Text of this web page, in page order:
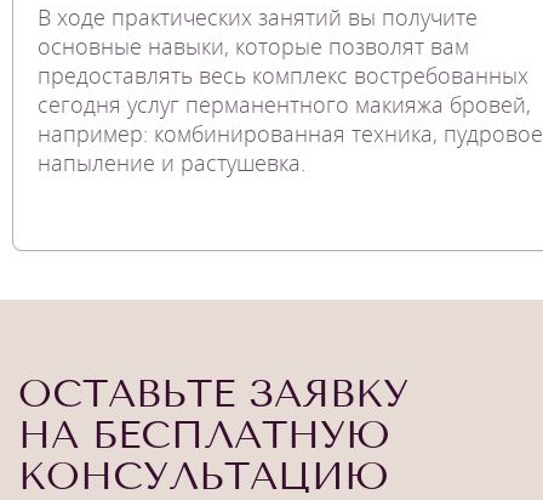
В ходе практических занятий вы получите
основные навыки, которые позволят вам
предоставлять весь комплекс востребованных
сегодня услуг перманентного макияжа бровей,
например: комбинированная техника, пудровое
напыление и растушевка.
ОСТАВЬТЕ ЗАЯВКУ
НА БЕСПЛАТНУЮ
КОНСУЛЬТАЦИЮ